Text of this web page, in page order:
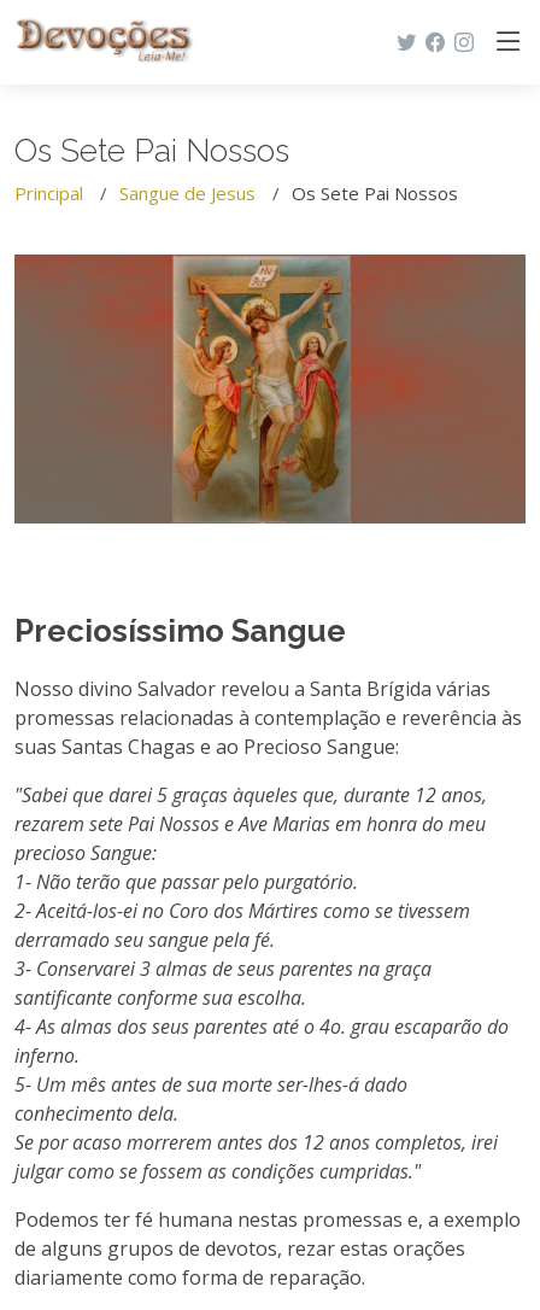
Os Sete Pai Nossos
Principal Sangue de Jesus Os Sete Pai Nossos
Preciosíssimo Sangue
Nosso divino Salvador revelou a Santa Brígida várias
promessas relacionadas à contemplação e reverência às
suas Santas Chagas e ao Precioso Sangue:
"Sabei que darei 5 graças àqueles que, durante 12 anos,
rezarem sete Pai Nossos e Ave Marias em honra do meu
precioso Sangue:
1- Não terão que passar pelo purgatório.
2- Aceitá-los-ei no Coro dos Mártires como se tivessem
derramado seu sangue pela fé.
3- Conservarei 3 almas de seus parentes na graça
santificante conforme sua escolha.
4- As almas dos seus parentes até o 4o. grau escaparão do
inferno.
5- Um mês antes de sua morte ser-lhes-á dado
conhecimento dela.
Se por acaso morrerem antes dos 12 anos completos, irei
julgar como se fossem as condições cumpridas."
Podemos ter fé humana nestas promessas e, a exemplo
de alguns grupos de devotos, rezar estas orações
diariamente como forma de reparação.